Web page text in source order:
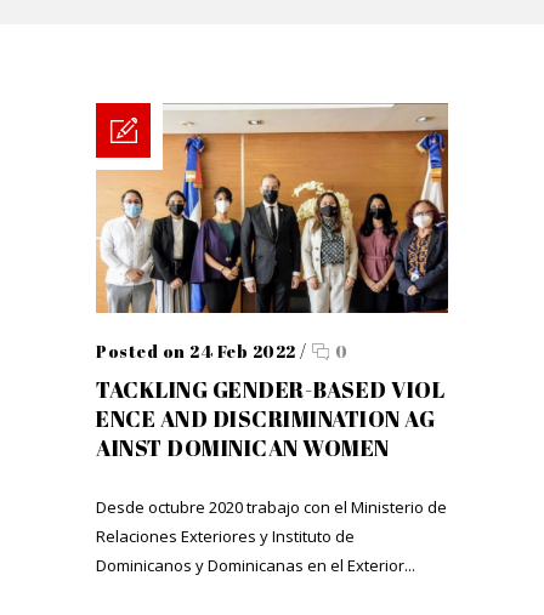
Posted on 24 Feb 2022 / 0
TACKLING GENDER-BASED VIOL
ENCE AND DISCRIMINATION AG
AINST DOMINICAN WOMEN
Desde octubre 2020 trabajo con el Ministerio de
Relaciones Exteriores y Instituto de
Dominicanos y Dominicanas en el Exterior...